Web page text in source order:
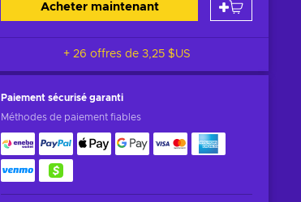
Acheter maintenant
+ 26 offres de 3,25 $US
Paiement sécurisé garanti
Méthodes de paiement fiables